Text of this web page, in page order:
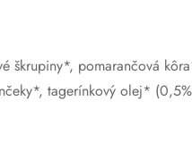
škrupiny*, pomarančová
tagerínkový olej*